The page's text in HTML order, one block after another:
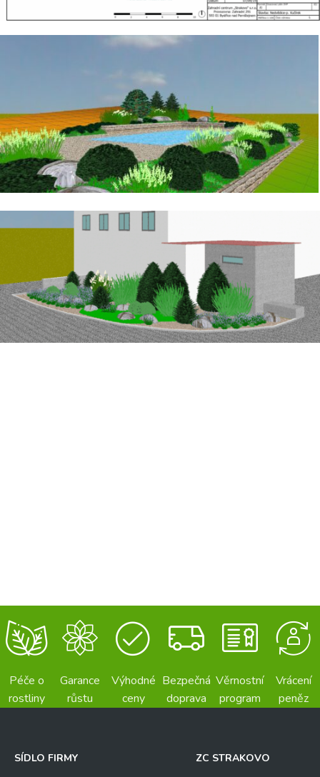
Péče o
rostliny
Garance
růstu
Výhodné
ceny
Bezpečná
doprava
Věrnostní
program
Vrácení
peněz
SÍDLO FIRMY
ZC STRAKOVO